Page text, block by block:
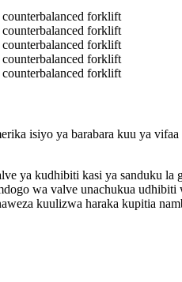
isiyo ya barabara kuu ya
ya kudhibiti kasi ya sanduku
wa valve unachukua
kuulizwa haraka kupitia